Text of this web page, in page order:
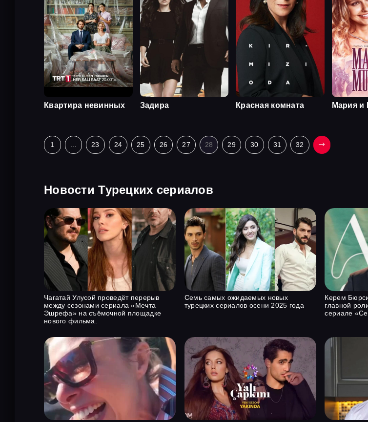
Квартира невинных Задира Красная комната Мария и
1 23 24 25 26 27 28 29 30 31 32
Новости Турецких сериалов
Чагатай Улусой проведёт перерыв
между сезонами сериала «Мечта
Эшрефа» на съёмочной площадке
нового фильма.
Семь самых ожидаемых новых
турецких сериалов осени 2025 года
Керем
главной
сериале